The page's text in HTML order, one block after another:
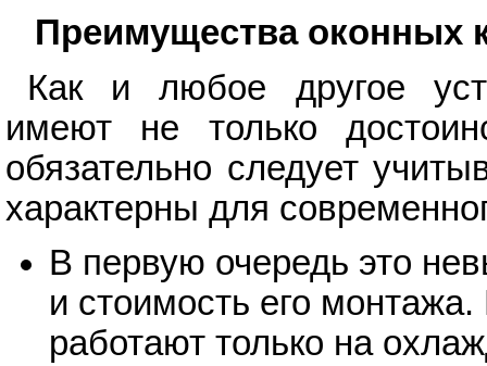
Преимущества оконных
Как и любое другое
имеют не только
обязательно следует
характерны для
В первую очередь это
и стоимость его
работают только на